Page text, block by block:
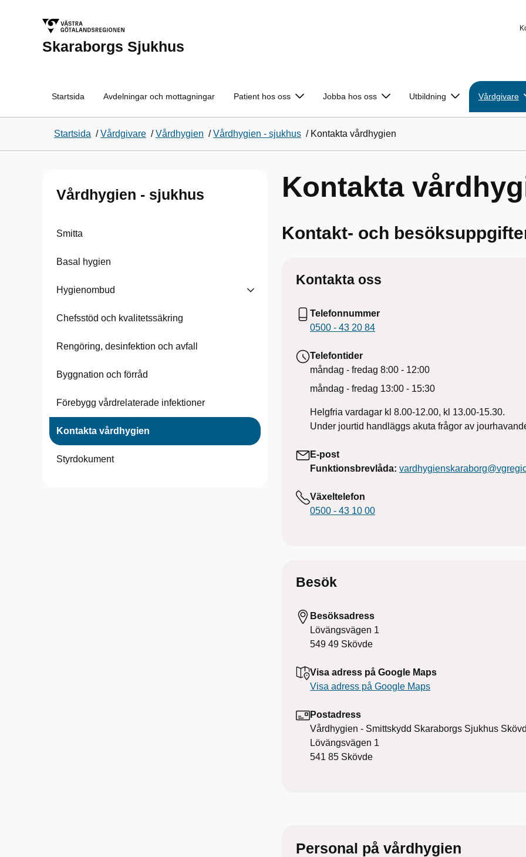
Skaraborgs Sjukhus
Startsida Avdelningar och mottagningar Patient hos oss Jobba hos oss Utbildning Vårdgivare
Startsida /Vårdgivare /Vårdhygien /Vårdhygien - sjukhus / Kontakta vårdhygien
Vårdhygien - sjukhus
Smitta
Basal hygien
Hygienombud
Chefsstöd och kvalitetssäkring
Rengöring, desinfektion och avfall
Byggnation och förråd
Förebygg vårdrelaterade infektioner
Kontakta vårdhygien
Styrdokument
Kontakta
Kontakt- och
Kontakta oss
Telefonnummer
0500 - 43 20 84
Telefontider
måndag - fredag 8:00 - 12:00
måndag - fredag 13:00 - 15:30
Helgfria vardagar kl 8.00-12.00, kl 13.00-15.30.
Under jourtid handläggs akuta frågor av
E-post
Funktionsbrevlåda:
Växeltelefon
0500 - 43 10 00
Besök
Besöksadress
Lövängsvägen 1
549 49 Skövde
Visa adress på Google Maps
Visa adress på Google Maps
Postadress
Vårdhygien - Smittskydd Skaraborgs Sjukhus
Lövängsvägen 1
541 85 Skövde
Personal på vårdhygien